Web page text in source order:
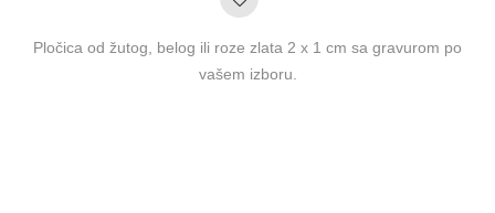
Pločica od žutog, belog ili roze zlata 2 x 1 cm sa gravurom po
vašem izboru.